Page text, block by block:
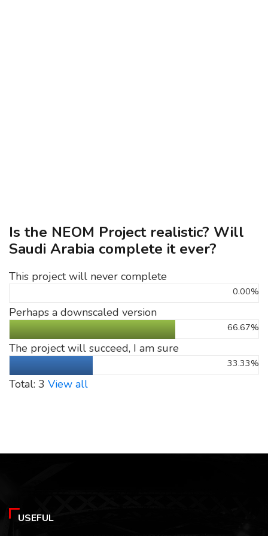
Is the NEOM Project realistic? Will
Saudi Arabia complete it ever?
This project will never complete
0.00%
Perhaps a downscaled version
66.67%
The project will succeed, I am sure
33.33%
Total: 3 View all
USEFUL